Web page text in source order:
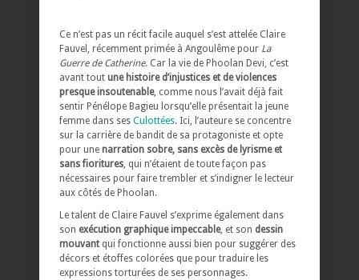
Ce n’est pas un récit facile auquel s’est attelée Claire
Fauvel, récemment primée à Angoulême pour La
Guerre de Catherine. Car la vie de Phoolan Devi, c’est
avant tout une histoire d’injustices et de violences
presque insoutenable, comme nous l’avait déjà fait
sentir Pénélope Bagieu lorsqu’elle présentait la jeune
femme dans ses Culottées. Ici, l’auteure se concentre
sur la carrière de bandit de sa protagoniste et opte
pour une narration sobre, sans excès de lyrisme et
sans fioritures, qui n’étaient de toute façon pas
nécessaires pour faire trembler et s’indigner le lecteur
aux côtés de Phoolan.
Le talent de Claire Fauvel s’exprime également dans
son exécution graphique impeccable, et son dessin
mouvant qui fonctionne aussi bien pour suggérer des
décors et étoffes colorées que pour traduire les
expressions torturées de ses personnages.